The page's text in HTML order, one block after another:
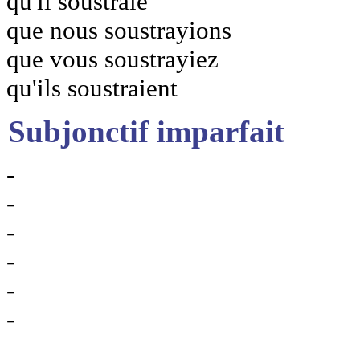
que nous soustrayions
que vous soustrayiez
qu'ils soustraient
Subjonctif imparfait
-
-
-
-
-
-